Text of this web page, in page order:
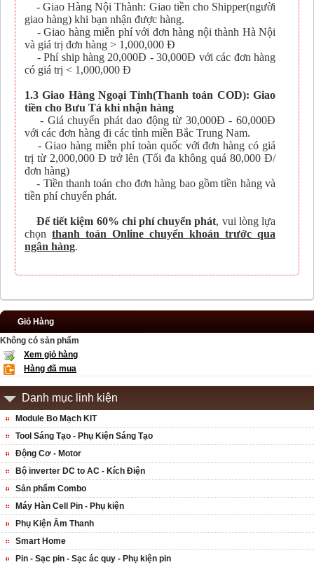
- Giao Hàng Nội Thành: Giao tiền cho Shipper(người
giao hàng) khi bạn nhận được hàng.
- Giao hàng miễn phí với đơn hàng nội thành Hà Nội
và giá trị đơn hàng > 1,000,000 Đ
- Phí ship hàng 20,000Đ - 30,000Đ với các đơn hàng
có giá trị < 1,000,000 Đ
1.3 Giao Hàng Ngoại Tỉnh(Thanh toán COD): Giao
tiền cho Bưu Tá khi nhận hàng
- Giá chuyển phát dao động từ 30,000Đ - 60,000Đ
với các đơn hàng đi các tỉnh miền Bắc Trung Nam.
- Giao hàng miễn phí toàn quốc với đơn hàng có giá
trị từ 2,000,000 Đ trở lên (Tối đa không quá 80,000 Đ/
đơn hàng)
- Tiền thanh toán cho đơn hàng bao gồm tiền hàng và
tiền phí chuyển phát.
Để tiết kiệm 60% chi phí chuyển phát, vui lòng lựa
chọn thanh toán Online chuyển khoản trước qua
ngân hàng.
Giỏ Hàng
Không có sản phẩm
Xem giỏ hàng
Hàng đã mua
Danh mục linh kiện
Module Bo Mạch KIT
Tool Sáng Tạo - Phụ Kiện Sáng Tạo
Động Cơ - Motor
Bộ inverter DC to AC - Kích Điện
Sản phẩm Combo
Máy Hàn Cell Pin - Phụ kiện
Phụ Kiện Âm Thanh
Smart Home
Pin - Sạc pin - Sạc ác quy - Phụ kiện pin